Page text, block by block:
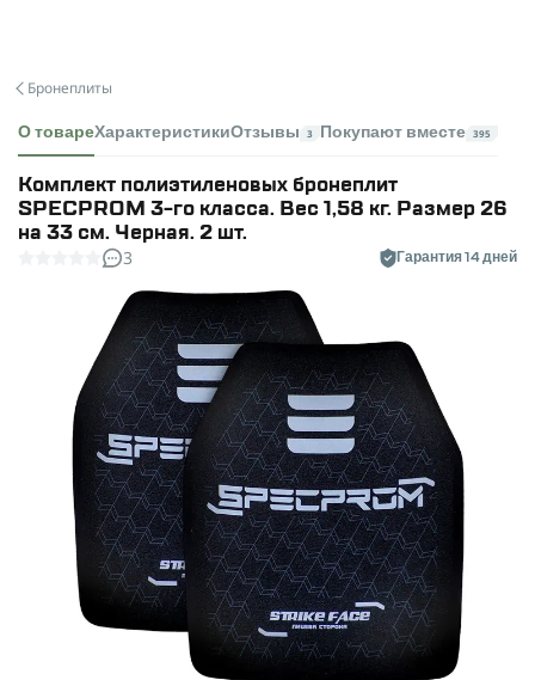
Бронеплиты
О товареХарактеристикиОтзывы 3 Покупают вместе 395
Комплект полиэтиленовых бронеплит
SPECPROM 3-го класса. Вес 1,58 кг. Размер 26
на 33 см. Черная. 2 шт.
3 Гарантия 14 дней